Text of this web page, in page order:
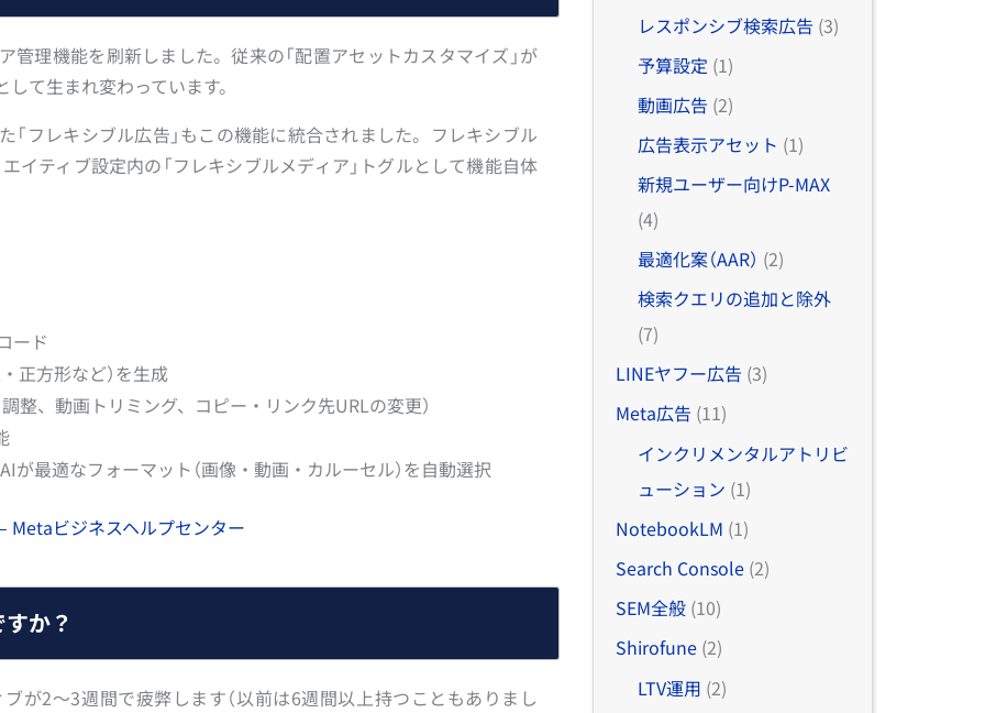
理機能を刷新しました。従来の「配置アセットカスタマイズ」が
て生まれ変わっています。
フレキシブル広告」もこの機能に統合されました。フレキシブル
ティブ設定内の「フレキシブルメディア」トグルとして機能自体
ード
正方形など）を生成
整、動画トリミング、コピー・リンク先URLの変更）
最適なフォーマット（画像・動画・カルーセル）を自動選択
Metaビジネスヘルプセンター
か？
が2〜3週間で疲弊します（以前は6週間以上持つこともありまし
レスポンシブ検索広告 (3)
予算設定 (1)
動画広告 (2)
広告表示アセット (1)
新規ユーザー向けP-MAX
(4)
最適化案（AAR） (2)
検索クエリの追加と除外
(7)
LINEヤフー広告 (3)
Meta広告 (11)
インクリメンタルアトリビ
ューション (1)
NotebookLM (1)
Search Console (2)
SEM全般 (10)
Shirofune (2)
LTV運用 (2)